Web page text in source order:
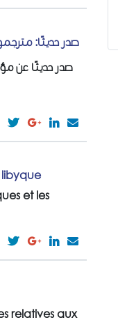
صدر حديثًا:
صدر حديثًا عن
et les
relatives aux